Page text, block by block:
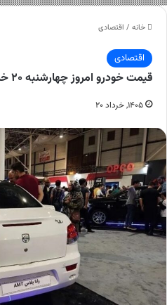
خانه / اقتصادی
اقتصادی
قیمت خودرو امروز چهارشنبه ۲۰ خرداد ۱۴۰۵
۱۴۰۵, خرداد ۲۰